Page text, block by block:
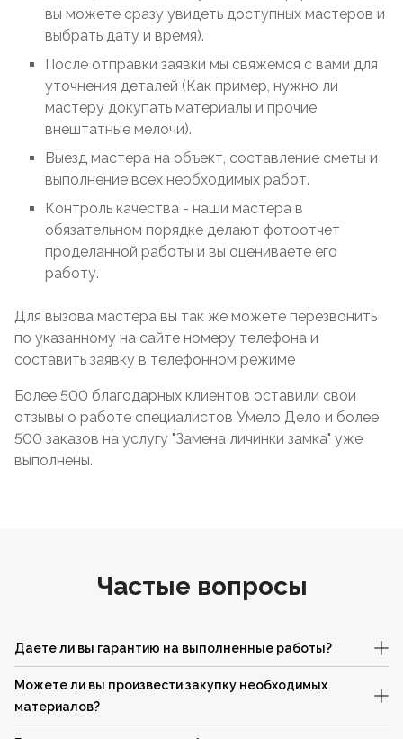
вы можете сразу увидеть доступных мастеров и
выбрать дату и время).
После отправки заявки мы свяжемся с вами для
уточнения деталей (Как пример, нужно ли
мастеру докупать материалы и прочие
внештатные мелочи).
Выезд мастера на объект, составление сметы и
выполнение всех необходимых работ.
Контроль качества - наши мастера в
обязательном порядке делают фотоотчет
проделанной работы и вы оцениваете его
работу.
Для вызова мастера вы так же можете перезвонить
по указанному на сайте номеру телефона и
составить заявку в телефонном режиме
Более 500 благодарных клиентов оставили свои
отзывы о работе специалистов Умело Дело и более
500 заказов на услугу "Замена личинки замка" уже
выполнены.
Частые вопросы
Даете ли вы гарантию на выполненные работы?
Можете ли вы произвести закупку необходимых
материалов?